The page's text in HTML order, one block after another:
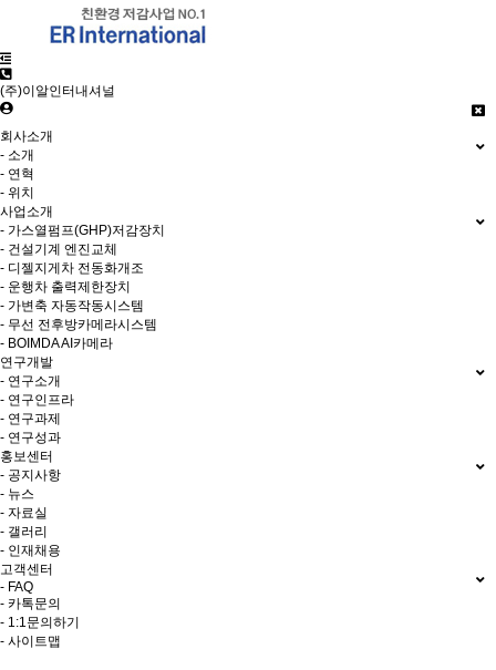
(주)이알인터내셔널
회사소개
- 소개
- 연혁
- 위치
사업소개
- 가스열펌프(GHP)저감장치
- 건설기계 엔진교체
- 디젤지게차 전동화개조
- 운행차 출력제한장치
- 가변축 자동작동시스템
- 무선 전후방카메라시스템
- BOIMDA AI카메라
연구개발
- 연구소개
- 연구인프라
- 연구과제
- 연구성과
홍보센터
- 공지사항
- 뉴스
- 자료실
- 갤러리
- 인재채용
고객센터
- FAQ
- 카톡문의
- 1:1문의하기
- 사이트맵